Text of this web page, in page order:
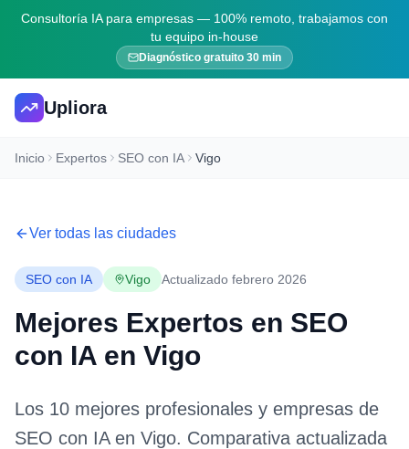
Consultoría IA para empresas — 100% remoto, trabajamos con
tu equipo in-house
Diagnóstico gratuito 30 min
Upliora
Inicio Expertos SEO con IA Vigo
Ver todas las ciudades
SEO con IA Vigo Actualizado febrero 2026
Mejores Expertos en SEO
con IA en Vigo
Los 10 mejores profesionales y empresas de
SEO con IAen Vigo. Comparativa actualizada